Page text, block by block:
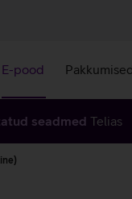
E-pood Pakkumised
seadmed Telias